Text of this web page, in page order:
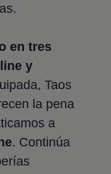
en tres
y
Taos
la pena
a
. Continúa